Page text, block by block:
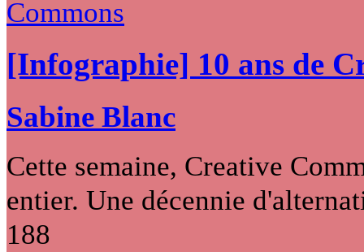
[Infographie] 10 ans de
Sabine Blanc
Cette semaine, Creative
entier. Une décennie
188